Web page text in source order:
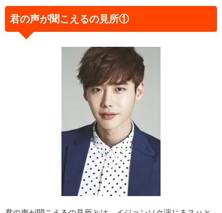
君の声が聞こえるの見所①